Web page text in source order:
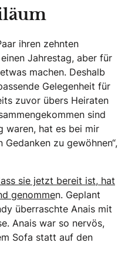
ihren zehnten
Jahrestag, aber für
machen. Deshalb
Gelegenheit für
zuvor übers Heiraten
sind
waren, hat es bei mir
zu gewöhnen“,
sie jetzt bereit ist, hat
genommen. Geplant
überraschte Anais mit
Anais war so nervös,
Sofa statt auf den